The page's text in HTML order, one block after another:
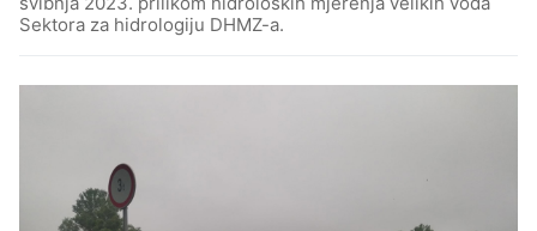
Sektora za hidrologiju DHMZ-a.